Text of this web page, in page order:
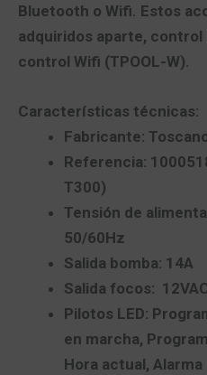
Bluetooth o Wifi. Estos
adquiridos aparte, control
control Wifi (TPOOL-W).
Características técnicas:
Fabricante:
Referencia:
T300)
Tensión de
50/60Hz
Salida bomba: 14A
Salida focos:
Pilotos LED:
en marcha,
Hora actual, Alarma